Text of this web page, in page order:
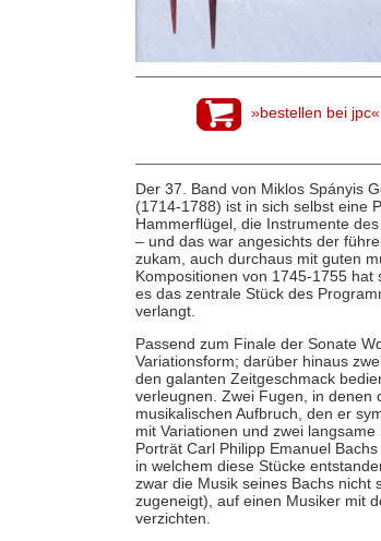
»bestellen bei jpc«
Der 37. Band von Miklos Spányis
(1714-1788) ist in sich selbst eine
Hammerflügel, die Instrumente
– und das war angesichts der
zukam, auch durchaus mit guten
Kompositionen von 1745-1755
es das zentrale Stück des
verlangt.
Passend zum Finale der Sonate
Variationsform; darüber hinaus
den galanten Zeitgeschmack
verleugnen. Zwei Fugen, in denen
musikalischen Aufbruch, den er
mit Variationen und zwei
Porträt Carl Philipp Emanuel
in welchem diese Stücke
zwar die Musik seines Bachs nicht
zugeneigt), auf einen Musiker mit
verzichten.